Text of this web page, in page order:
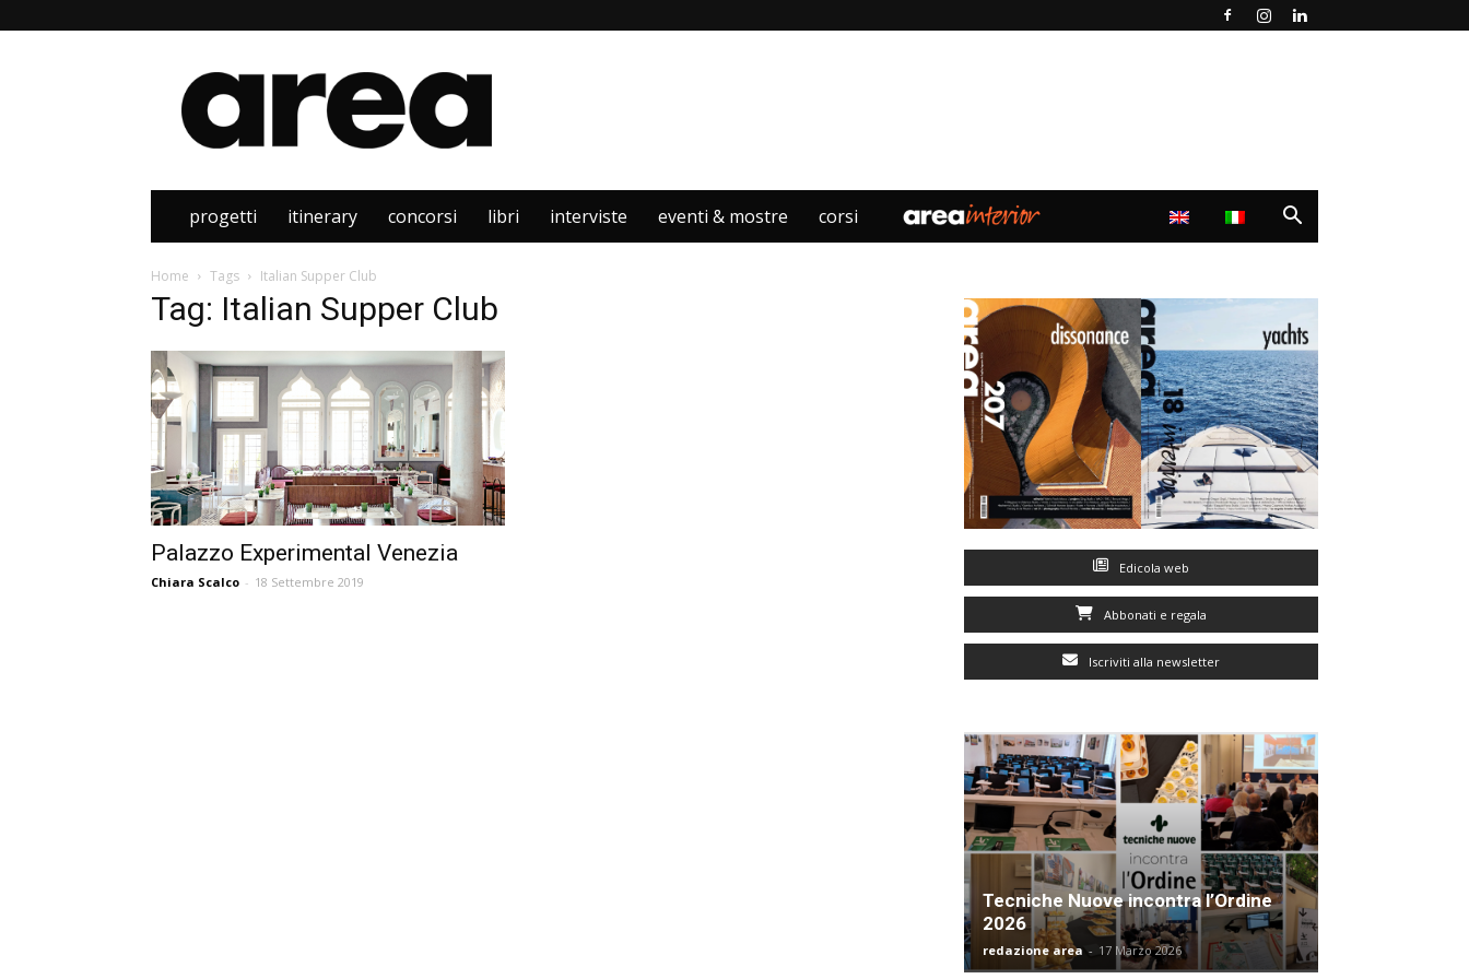
Area
progetti itinerary concorsi libri interviste eventi & mostre corsi
Home Tags Italian Supper Club
Tag: Italian Supper Club
Palazzo Experimental Venezia
Chiara Scalco - 18 Settembre 2019
Edicola web
Abbonati e regala
Iscriviti alla newsletter
Tecniche Nuove incontra l’Ordine
2026
redazione area - 17 Marzo 2026